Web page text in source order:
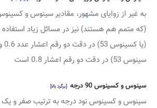
سینوس 53) در دقت دو رقم اعشار 0.8 است
سینوس و کسینوس 90 درجه [برگرد بالا]
سینوس و کسینوس نود درجه به ترتیب صفر و یک